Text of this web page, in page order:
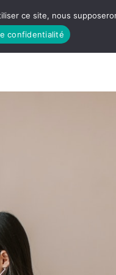
GREEN LIFE
ce site, nous
confidentialité